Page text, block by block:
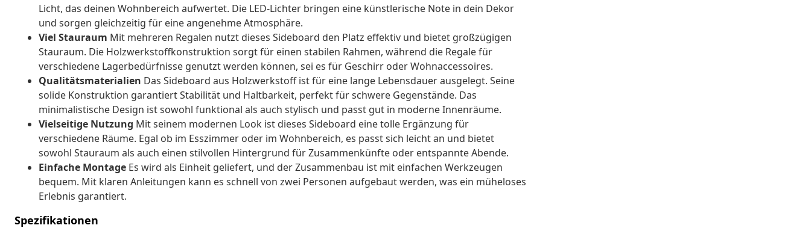
Licht, das deinen Wohnbereich aufwertet. Die LED-Lichter bringen eine künstlerische Note in dein Dekor
und sorgen gleichzeitig für eine angenehme Atmosphäre.
Viel Stauraum Mit mehreren Regalen nutzt dieses Sideboard den Platz effektiv und bietet großzügigen
Stauraum. Die Holzwerkstoffkonstruktion sorgt für einen stabilen Rahmen, während die Regale für
verschiedene Lagerbedürfnisse genutzt werden können, sei es für Geschirr oder Wohnaccessoires.
Qualitätsmaterialien Das Sideboard aus Holzwerkstoff ist für eine lange Lebensdauer ausgelegt. Seine
solide Konstruktion garantiert Stabilität und Haltbarkeit, perfekt für schwere Gegenstände. Das
minimalistische Design ist sowohl funktional als auch stylisch und passt gut in moderne Innenräume.
Vielseitige Nutzung Mit seinem modernen Look ist dieses Sideboard eine tolle Ergänzung für
verschiedene Räume. Egal ob im Esszimmer oder im Wohnbereich, es passt sich leicht an und bietet
sowohl Stauraum als auch einen stilvollen Hintergrund für Zusammenkünfte oder entspannte Abende.
Einfache Montage Es wird als Einheit geliefert, und der Zusammenbau ist mit einfachen Werkzeugen
bequem. Mit klaren Anleitungen kann es schnell von zwei Personen aufgebaut werden, was ein müheloses
Erlebnis garantiert.
Spezifikationen